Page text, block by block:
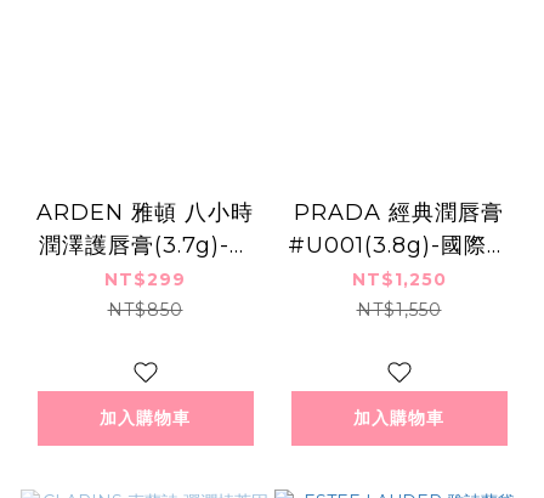
ARDEN 雅頓 八小時
潤澤護唇膏(3.7g)-國
際航空版
NT$299
NT$850
加入購物車
PRADA 經典潤唇膏
#U001(3.8g)-國際航
空版
NT$1,250
NT$1,550
加入購物車